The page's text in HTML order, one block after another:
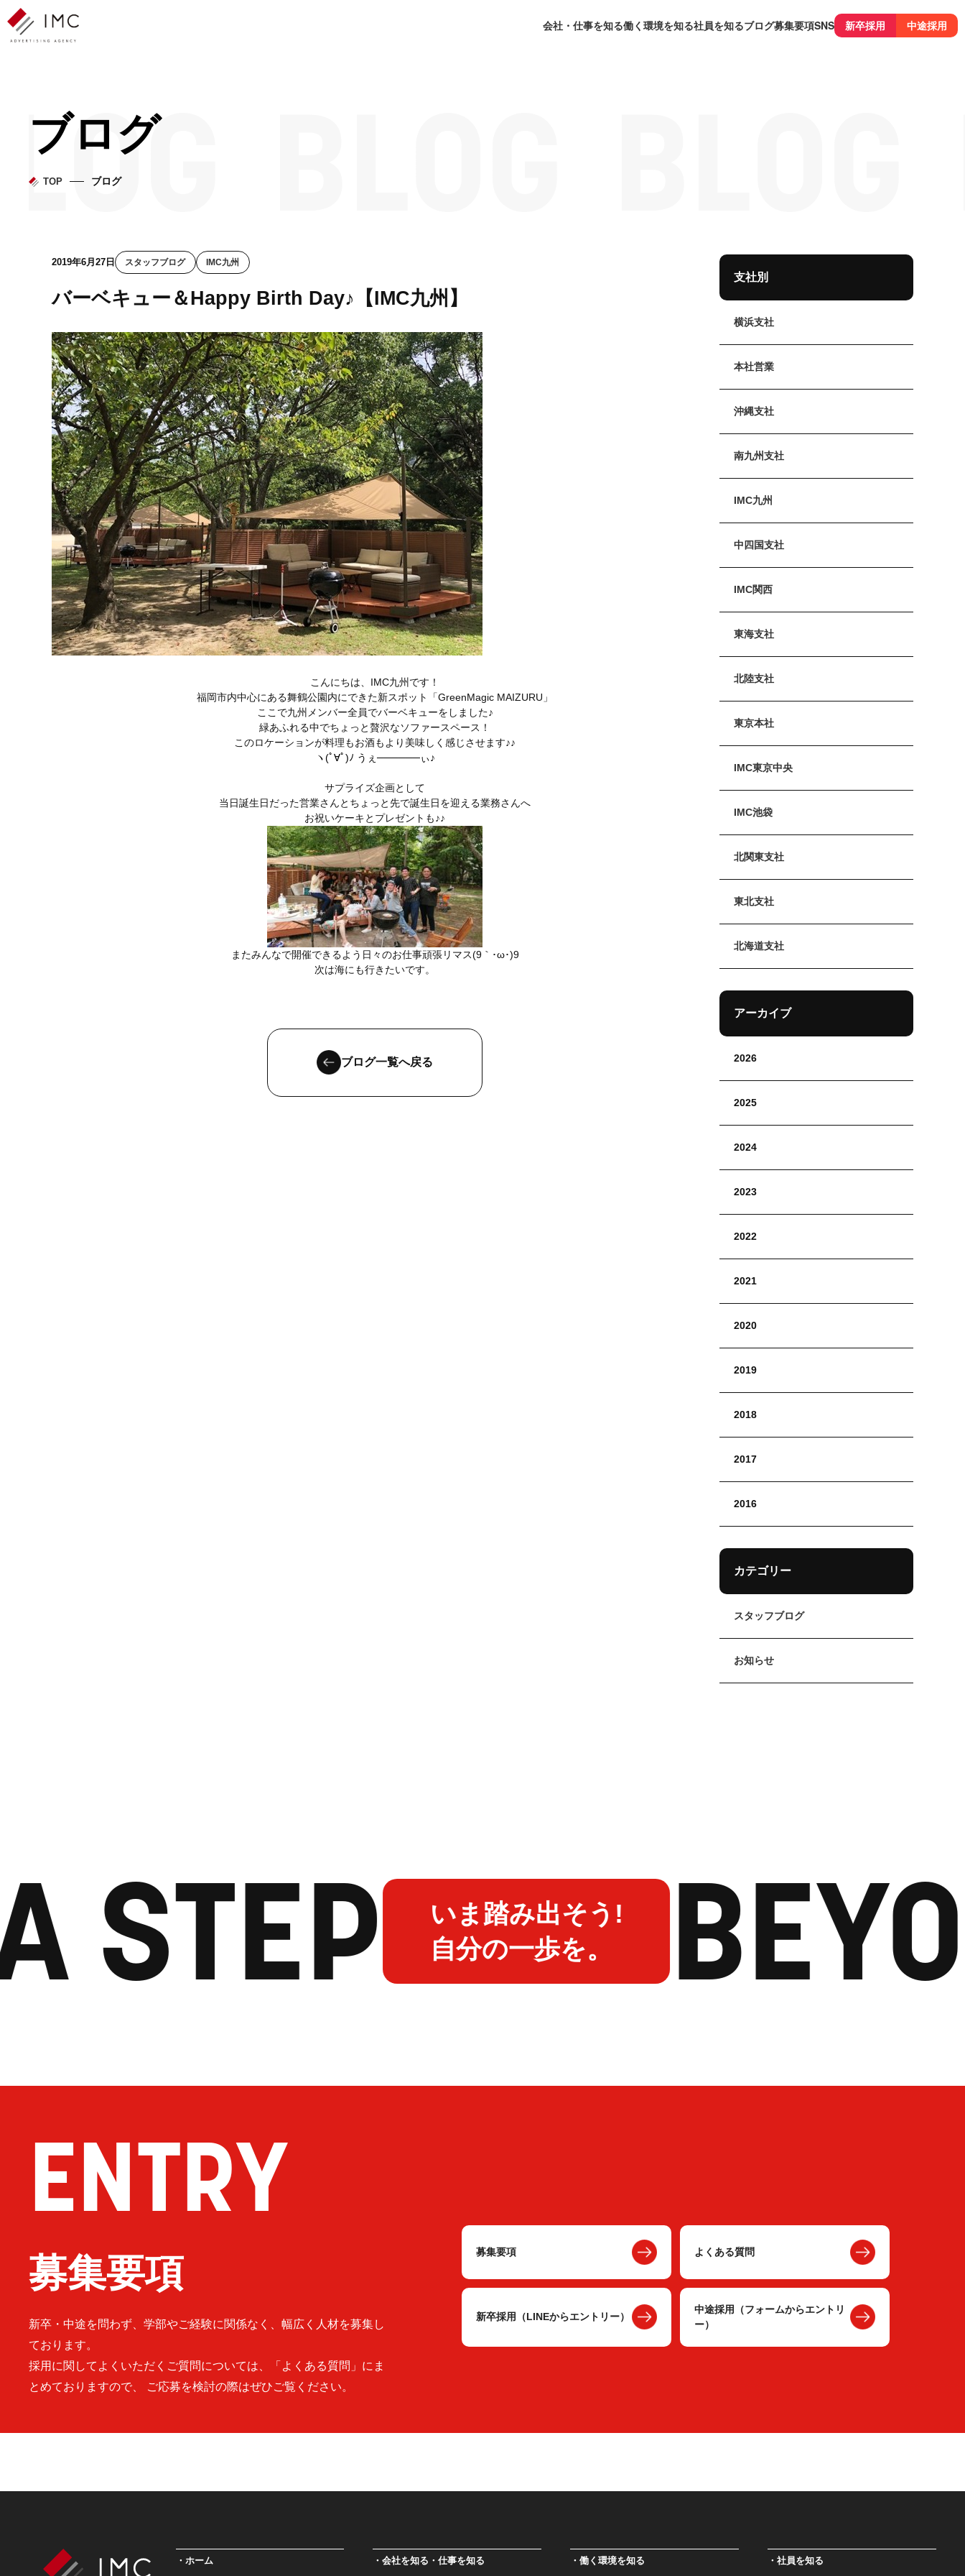
会社・仕事を知る働く環境を知る社員を知るブログ募集要項SNS 新卒採用 中途採用
ブログ
TOP ブログ
2019年6月27日 スタッフブログ IMC九州
バーベキュー＆Happy Birth Day♪【IMC九州】
こんにちは、IMC九州です！
福岡市内中心にある舞鶴公園内にできた新スポット「GreenMagic MAIZURU」
ここで九州メンバー全員でバーベキューをしました♪
緑あふれる中でちょっと贅沢なソファースペース！
このロケーションが料理もお酒もより美味しく感じさせます♪♪
ヽ(ﾟ∀ﾟ)ﾉ うぇ──────ぃ♪
サプライズ企画として
当日誕生日だった営業さんとちょっと先で誕生日を迎える業務さんへ
お祝いケーキとプレゼントも♪♪
またみんなで開催できるよう日々のお仕事頑張リマス(9｀･ω･)9
次は海にも行きたいです。
ブログ一覧へ戻る
支社別
横浜支社
本社営業
沖縄支社
南九州支社
IMC九州
中四国支社
IMC関西
東海支社
北陸支社
東京本社
IMC東京中央
IMC池袋
北関東支社
東北支社
北海道支社
アーカイブ
2026
2025
2024
2023
2022
2021
2020
2019
2018
2017
2016
カテゴリー
スタッフブログ
お知らせ
STEP
いま踏み出そう!
自分の一歩を。
ENTRY
募集要項
新卒・中途を問わず、学部やご経験に関係なく、幅広く人材を募集し
ております。
採用に関してよくいただくご質問については、「よくある質問」にま
とめておりますので、 ご応募を検討の際はぜひご覧ください。
募集要項 よくある質問
新卒採用（LINEからエントリー）
中途採用（フォームからエントリ
ー）
ホーム 会社を知る・仕事を知る 働く環境を知る 社員を知る